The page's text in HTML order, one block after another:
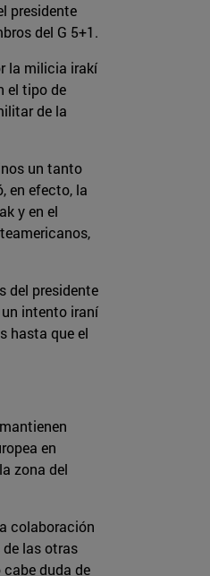
presidente
del G 5+1.
la milicia irakí
el tipo de
de la
un tanto
en efecto, la
y en el
del presidente
intento iraní
hasta que el
en
zona del
colaboración
las otras
duda de